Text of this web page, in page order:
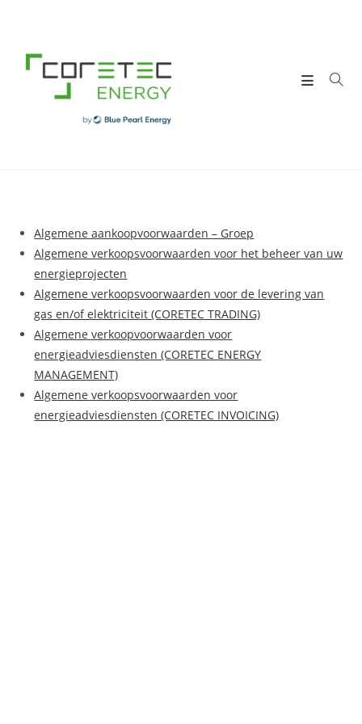
content
Algemene aankoopvoorwaarden – Groep
Algemene verkoopsvoorwaarden voor het beheer van uw
energieprojecten
Algemene verkoopsvoorwaarden voor de levering van
gas en/of elektriciteit (CORETEC TRADING)
Algemene verkoopvoorwaarden voor
energieadviesdiensten (CORETEC ENERGY
MANAGEMENT)
Algemene verkoopsvoorwaarden voor
energieadviesdiensten (CORETEC INVOICING)